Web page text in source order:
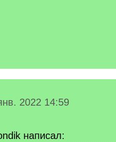
2022 14:59
написал: